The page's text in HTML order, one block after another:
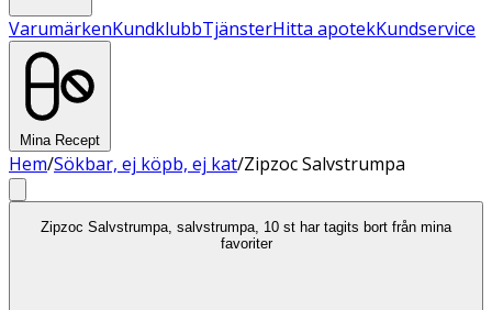
VarumärkenKundklubbTjänsterHitta apotekKundservice
Mina Recept
Hem/Sökbar, ej köpb, ej kat/Zipzoc Salvstrumpa
Zipzoc Salvstrumpa, salvstrumpa, 10 st har tagits bort från mina
favoriter